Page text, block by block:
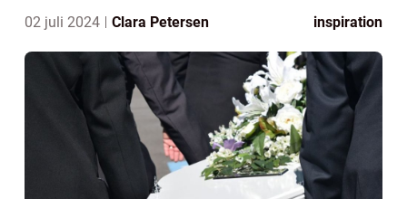
02 juli 2024 Clara Petersen inspiration